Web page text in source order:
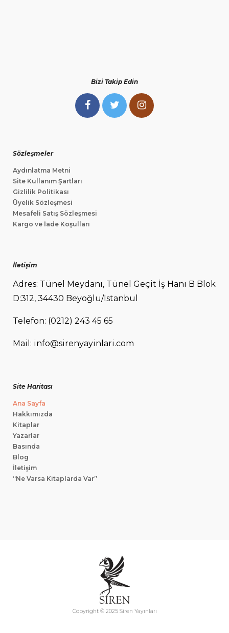
Bizi Takip Edin
Sözleşmeler
Aydınlatma Metni
Site Kullanım Şartları
Gizlilik Politikası
Üyelik Sözleşmesi
Mesafeli Satış Sözleşmesi
Kargo ve İade Koşulları
İletişim
Adres: Tünel Meydanı, Tünel Geçit İş Hanı B Blok
D:312, 34430 Beyoğlu/Istanbul
Telefon: (0212) 243 45 65
Mail: info@sirenyayinlari.com
Site Haritası
Ana Sayfa
Hakkımızda
Kitaplar
Yazarlar
Basında
Blog
İletişim
“Ne Varsa Kitaplarda Var”
Copyright © 2025 Siren Yayınları